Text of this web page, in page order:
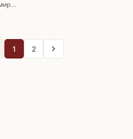
Шумилов Павел Владимирович
1 2